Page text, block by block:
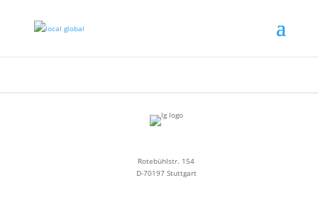
Rotebühlstr. 154
D-70197 Stuttgart